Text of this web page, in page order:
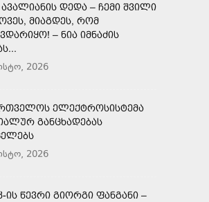
ᲐᲕᲐᲚᲘᲐᲜᲘᲡ ᲓᲔᲓᲐ – ᲩᲔᲛᲘ ᲨᲕᲘᲚᲘ
ᲛᲘᲐᲒᲓᲔᲡ, ᲠᲝᲛ
– ᲜᲘᲐ ᲘᲛᲜᲐᲫᲘᲡ
2026
ᲔᲚᲔᲥᲢᲠᲝᲡᲘᲡᲢᲔᲛᲐ
ᲒᲐᲜᲪᲮᲐᲓᲔᲑᲐᲡ
2026
ᲘᲡ ᲬᲔᲕᲠᲘ ᲒᲘᲝᲠᲒᲘ ᲤᲐᲜᲒᲐᲜᲘ –